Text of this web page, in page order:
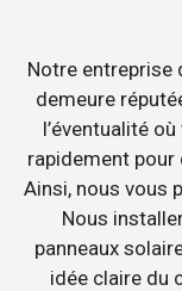
Notre entreprise
demeure
l’éventualité
rapidement
Ainsi, nous vous
Nous
panneaux
idée claire du